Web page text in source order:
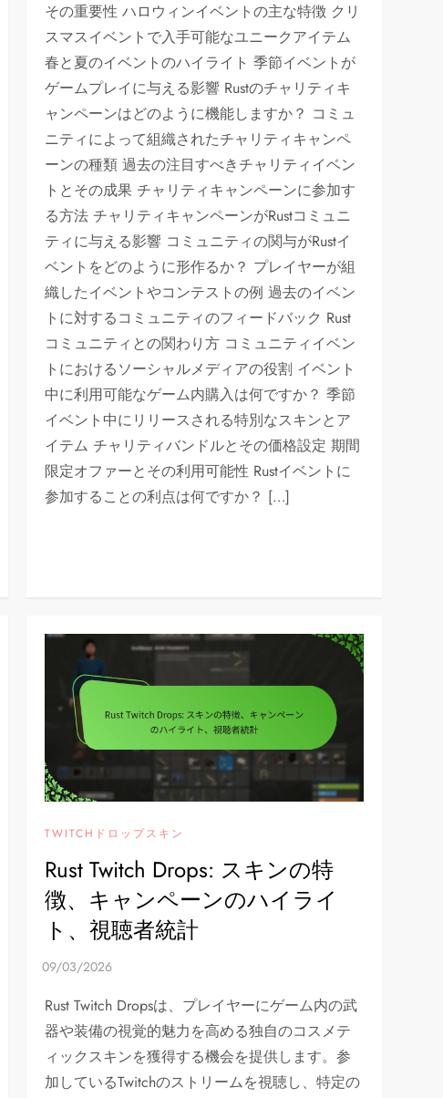
その重要性 ハロウィンイベントの主な特徴 クリ
スマスイベントで入手可能なユニークアイテム
春と夏のイベントのハイライト 季節イベントが
ゲームプレイに与える影響 Rustのチャリティキ
ャンペーンはどのように機能しますか？ コミュ
ニティによって組織されたチャリティキャンペ
ーンの種類 過去の注目すべきチャリティイベン
トとその成果 チャリティキャンペーンに参加す
る方法 チャリティキャンペーンがRustコミュニ
ティに与える影響 コミュニティの関与がRustイ
ベントをどのように形作るか？ プレイヤーが組
織したイベントやコンテストの例 過去のイベン
トに対するコミュニティのフィードバック Rust
コミュニティとの関わり方 コミュニティイベン
トにおけるソーシャルメディアの役割 イベント
中に利用可能なゲーム内購入は何ですか？ 季節
イベント中にリリースされる特別なスキンとア
イテム チャリティバンドルとその価格設定 期間
限定オファーとその利用可能性 Rustイベントに
参加することの利点は何ですか？ […]
TWITCHドロップスキン
Rust Twitch Drops: スキンの特
徴、キャンペーンのハイライ
ト、視聴者統計
Rust Twitch Dropsは、プレイヤーにゲーム内の武
器や装備の視覚的魅力を高める独自のコスメテ
ィックスキンを獲得する機会を提供します。参
加しているTwitchのストリームを視聴し、特定の